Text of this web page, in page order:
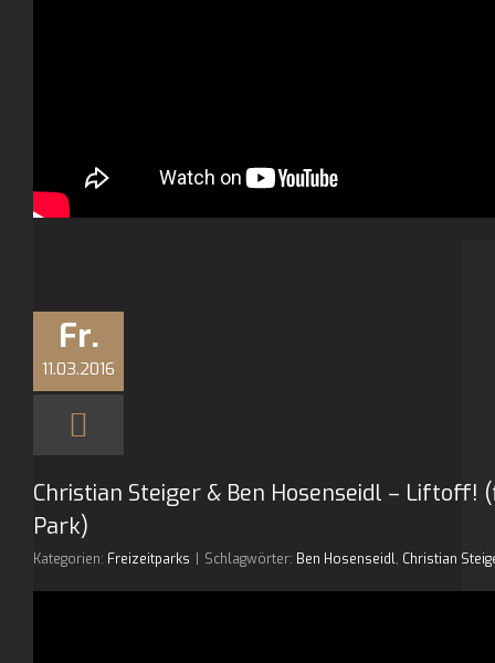
Fr.
11.03.2016
Christian Steiger & Ben Hosenseidl – Liftoff!
Park)
Kategorien: Freizeitparks Schlagwörter: Ben Hosenseidl, Christian